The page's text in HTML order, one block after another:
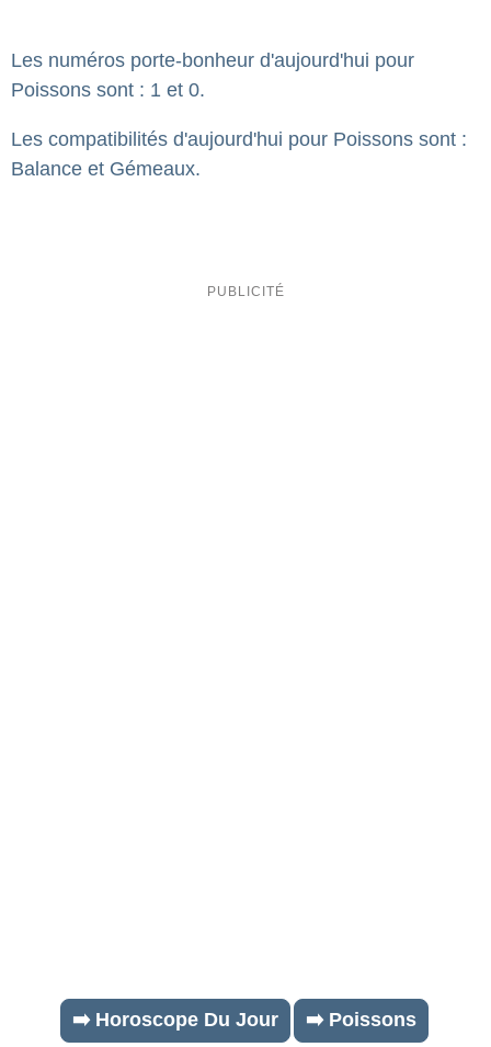
Les numéros porte-bonheur d'aujourd'hui pour
Poissons sont : 1 et 0.
Les compatibilités d'aujourd'hui pour Poissons sont :
Balance et Gémeaux.
➡️ Horoscope Du Jour ➡️ Poissons